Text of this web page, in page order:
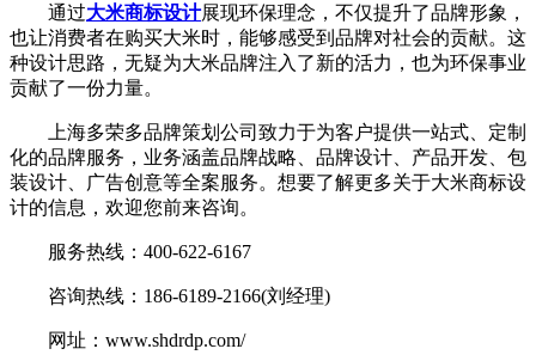
通过大米商标设计展现环保理念，不仅提升了品牌形象，
也让消费者在购买大米时，能够感受到品牌对社会的贡献。这
种设计思路，无疑为大米品牌注入了新的活力，也为环保事业
贡献了一份力量。
上海多荣多品牌策划公司致力于为客户提供一站式、定制
化的品牌服务，业务涵盖品牌战略、品牌设计、产品开发、包
装设计、广告创意等全案服务。想要了解更多关于大米商标设
计的信息，欢迎您前来咨询。
服务热线：400-622-6167
咨询热线：186-6189-2166(刘经理)
网址：www.shdrdp.com/